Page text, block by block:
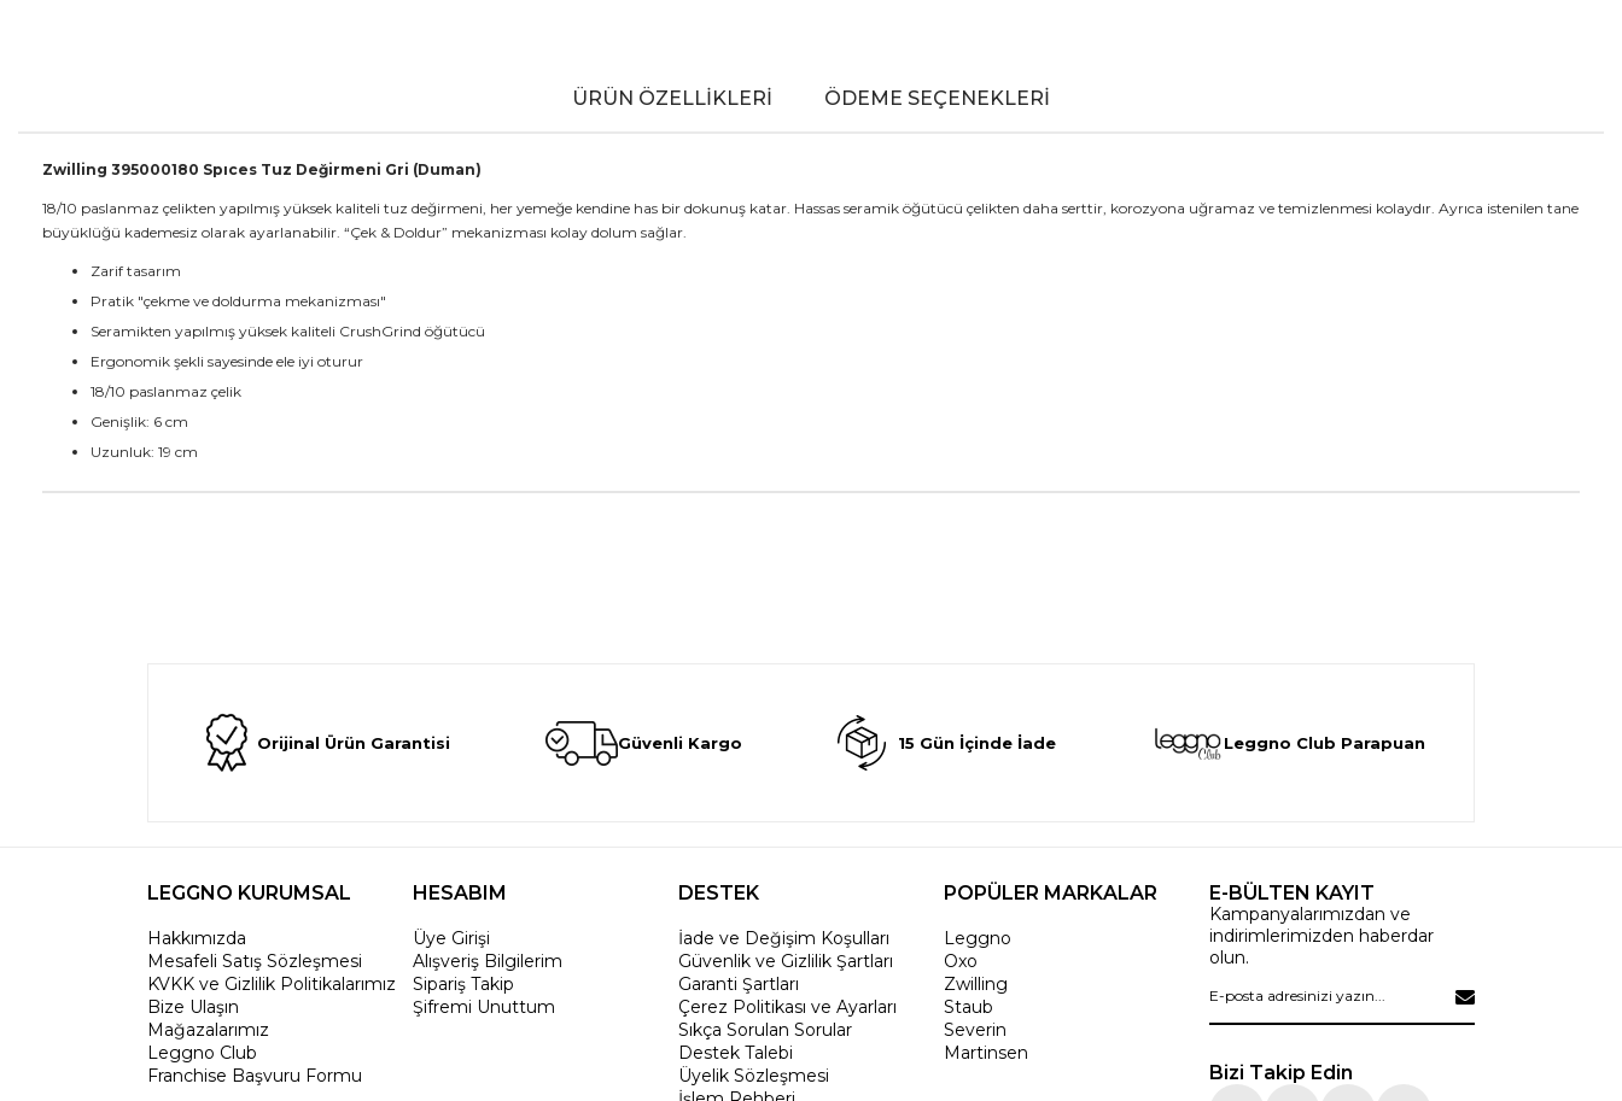
ÜRÜN ÖZELLIKLERI ÖDEME SEÇENEKLERI
Zwilling 395000180 Spıces Tuz Değirmeni Gri (Duman)
18/10 paslanmaz çelikten yapılmış yüksek kaliteli tuz değirmeni, her yemeğe kendine has bir dokunuş katar. Hassas seramik öğütücü çelikten daha serttir, korozyona uğramaz ve temizlenmesi kolaydır. Ayrıca istenilen tane
büyüklüğü kademesiz olarak ayarlanabilir. “Çek & Doldur” mekanizması kolay dolum sağlar.
Zarif tasarım
Pratik "çekme ve doldurma mekanizması"
Seramikten yapılmış yüksek kaliteli CrushGrind öğütücü
Ergonomik şekli sayesinde ele iyi oturur
18/10 paslanmaz çelik
Genişlik: 6 cm
Uzunluk: 19 cm
Orijinal Ürün Garantisi Güvenli Kargo 15 Gün İçinde İade Leggno Club Parapuan
LEGGNO KURUMSAL
Hakkımızda
Mesafeli Satış Sözleşmesi
KVKK ve Gizlilik Politikalarımız
Bize Ulaşın
Mağazalarımız
Leggno Club
Franchise Başvuru Formu
HESABIM
Üye Girişi
Alışveriş Bilgilerim
Sipariş Takip
Şifremi Unuttum
DESTEK
İade ve Değişim Koşulları
Güvenlik ve Gizlilik Şartları
Garanti Şartları
Çerez Politikası ve Ayarları
Sıkça Sorulan Sorular
Destek Talebi
Üyelik Sözleşmesi
POPÜLER MARKALAR
Leggno
Oxo
Zwilling
Staub
Severin
Martinsen
E-BÜLTEN KAYIT
Kampanyalarımızdan ve
indirimlerimizden haberdar
olun.
Bizi Takip Edin